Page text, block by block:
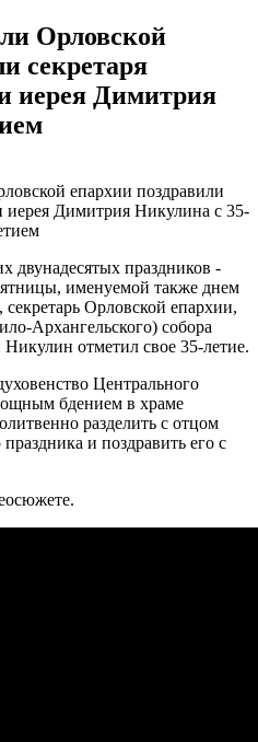
Орловской
секретаря
иерея Димитрия
двунадесятых праздников -
именуемой также днем
Орловской епархии,
Архангельского) собора
отметил свое 35-летие.
Центрального
бдением в храме
разделить с отцом
и поздравить его с